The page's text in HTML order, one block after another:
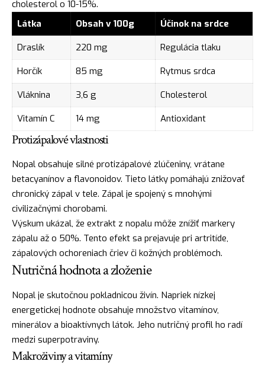
cholesterol o 10-15%.
Látka
Obsah v 100g
Účinok na srdce
Draslík
220 mg
Regulácia tlaku
Horčík
85 mg
Rytmus srdca
Vláknina
3,6 g
Cholesterol
Vitamín C
14 mg Antioxidant
Protizápalové vlastnosti
Nopal obsahuje silné protizápalové zlúčeniny, vrátane
betacyanínov a flavonoidov. Tieto látky pomáhajú znižovať
chronický zápal v tele. Zápal je spojený s mnohými
civilizačnými chorobami.
Výskum ukázal, že extrakt z nopalu môže znížiť markery
zápalu až o 50%. Tento efekt sa prejavuje pri artritíde,
zápalových ochoreniach čriev či kožných problémoch.
Nutričná hodnota a zloženie
Nopal je skutočnou pokladnicou živín. Napriek nízkej
energetickej hodnote obsahuje množstvo vitamínov,
minerálov a bioaktívnych látok. Jeho nutričný profil ho radí
medzi superpotraviny.
Makroživiny a vitamíny